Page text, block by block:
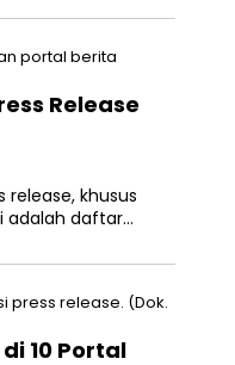
Release
release, khusus
adalah daftar…
di 10 Portal